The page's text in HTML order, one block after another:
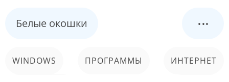
Белые окошки ...
WINDOWS ПРОГРАММЫ ИНТЕРНЕТ